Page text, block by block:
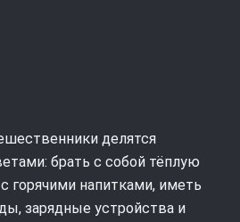
делятся
брать с собой тёплую
горячими напитками, иметь
зарядные устройства и